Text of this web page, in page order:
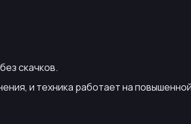
скачков.
и техника работает на